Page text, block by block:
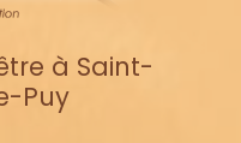
à Saint-
Puy